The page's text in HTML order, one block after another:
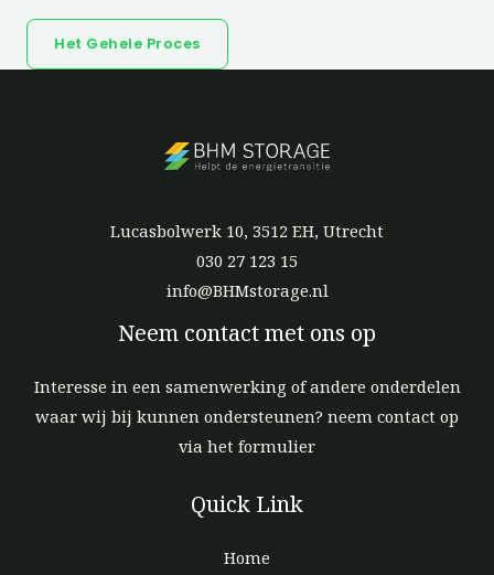
Het Gehele Proces
Lucasbolwerk 10, 3512 EH, Utrecht
030 27 123 15
info@BHMstorage.nl
Neem contact met ons op
Interesse in een samenwerking of andere onderdelen
waar wij bij kunnen ondersteunen? neem contact op
via het formulier
Quick Link
Home